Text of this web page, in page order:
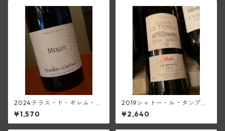
2024テラス・ド・ギレム・メ
ルロー<ペイ・ドック>(ムーラ
ン・ド・ガサック)
¥1,570
2019シャトー・ル・タンプル
(メドック)
¥2,640